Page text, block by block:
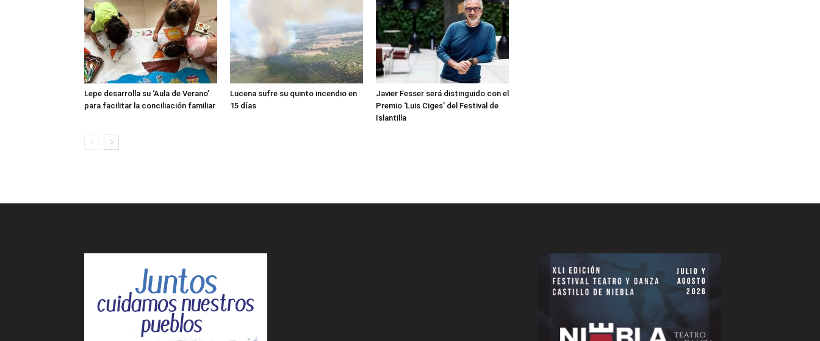
Lepe desarrolla su ‘Aula de Verano’
para facilitar la conciliación familiar
Lucena sufre su quinto incendio en
15 días
Javier Fesser será distinguido con el
Premio ‘Luis Ciges’ del Festival de
Islantilla